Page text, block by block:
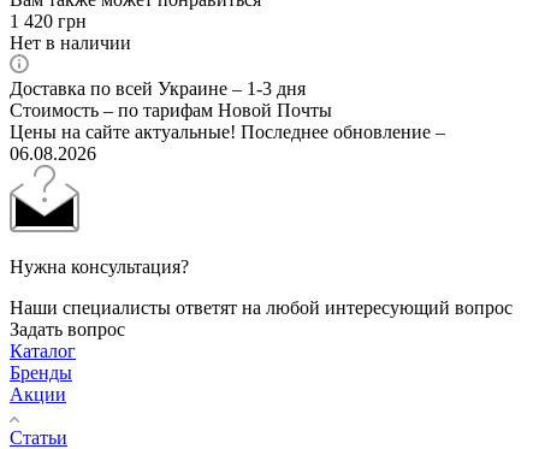
1 420 грн
Нет в наличии
Доставка по всей Украине – 1-3 дня
Стоимость – по тарифам Новой Почты
Цены на сайте актуальные! Последнее обновление –
06.08.2026
Нужна консультация?
Наши специалисты ответят на любой интересующий вопрос
Задать вопрос
Каталог
Бренды
Акции
Статьи